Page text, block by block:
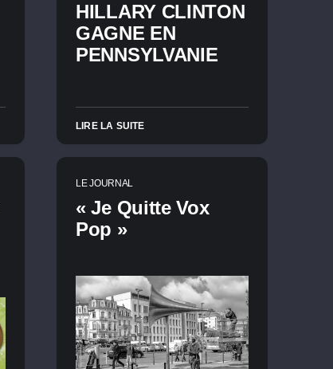
HILLARY CLINTON
GAGNE EN
PENNSYLVANIE
LIRE LA SUITE
LE JOURNAL
« Je Quitte Vox
Pop »